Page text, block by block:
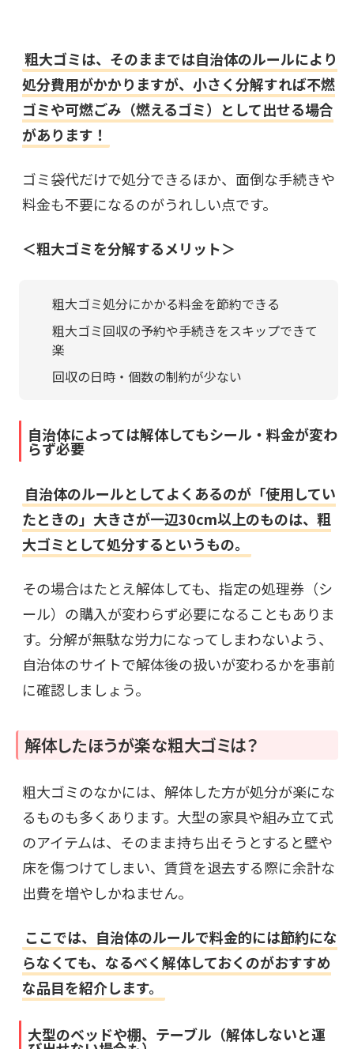
粗大ゴミは、そのままでは自治体のルールにより
処分費用がかかりますが、小さく分解すれば不燃
ゴミや可燃ごみ（燃えるゴミ）として出せる場合
があります！
ゴミ袋代だけで処分できるほか、面倒な手続きや
料金も不要になるのがうれしい点です。
＜粗大ゴミを分解するメリット＞
粗大ゴミ処分にかかる料金を節約できる
粗大ゴミ回収の予約や手続きをスキップできて
楽
回収の日時・個数の制約が少ない
自治体によっては解体してもシール・料金が変わ
らず必要
自治体のルールとしてよくあるのが「使用してい
たときの」大きさが一辺30cm以上のものは、粗
大ゴミとして処分するというもの。
その場合はたとえ解体しても、指定の処理券（シ
ール）の購入が変わらず必要になることもありま
す。分解が無駄な労力になってしまわないよう、
自治体のサイトで解体後の扱いが変わるかを事前
に確認しましょう。
解体したほうが楽な粗大ゴミは？
粗大ゴミのなかには、解体した方が処分が楽にな
るものも多くあります。大型の家具や組み立て式
のアイテムは、そのまま持ち出そうとすると壁や
床を傷つけてしまい、賃貸を退去する際に余計な
出費を増やしかねません。
ここでは、自治体のルールで料金的には節約にな
らなくても、なるべく解体しておくのがおすすめ
な品目を紹介します。
大型のベッドや棚、テーブル（解体しないと運